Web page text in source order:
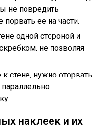
не повредить
порвать ее на части.
одной стороной и
не позволяя
стене, нужно оторвать
наклеек и их